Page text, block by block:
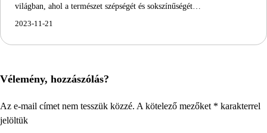
világban, ahol a természet szépségét és sokszínűségét…
2023-11-21
Vélemény, hozzászólás?
Az e-mail címet nem tesszük közzé. A kötelező mezőket * karakterrel
jelöltük